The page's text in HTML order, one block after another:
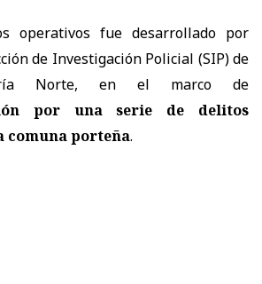
operativos fue desarrollado por
de Investigación Policial (SIP) de
Norte, en el marco de
por una serie de delitos
comuna porteña.